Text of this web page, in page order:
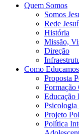
Quem Somos
Somos
Rede
História
Missão,
Direção
Como Educamos
Proposta
Formação
Educação
Psicologia
Projeto
Política